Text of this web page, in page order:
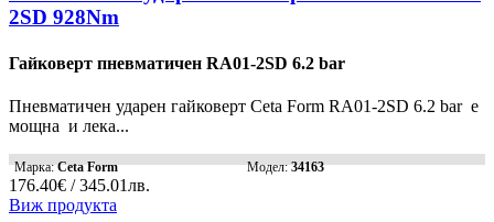
2SD 928Nm
Гайковерт пневматичен RA01-2SD 6.2 bar
Пневматичен ударен гайковерт Ceta Form RA01-2SD 6.2 bar е
мощна и лека...
Марка:Ceta Form Модел:34163
176.40€ / 345.01лв.
Виж продукта